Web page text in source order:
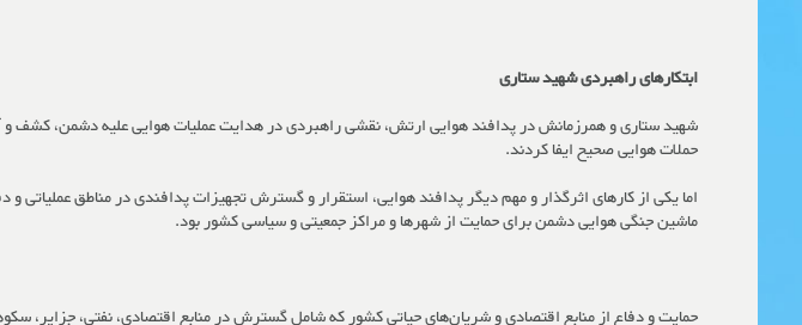
ابتکارهای راهبردی شهید ستاری
شهید ستاری و همرزمانش در پدافند هوایی ارتش، نقشی راهبردی در هدایت عملیات هوایی علیه دشمن، کشف
حملات هوایی صحیح ایفا کردند.
اما یکی از کارهای اثرگذار و مهم دیگر پدافند هوایی، استقرار و گسترش تجهیزات پدافندی در مناطق
ماشین جنگی هوایی دشمن برای حمایت از شهرها و مراکز جمعیتی و سیاسی کشور بود.
حمایت و دفاع از منابع اقتصادی و شریان‌های حیاتی کشور که شامل گسترش در منابع اقتصادی، نفتی، جزایر،